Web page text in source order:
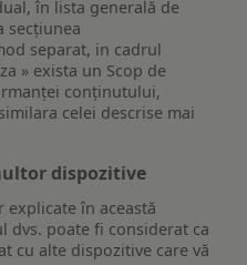
în lista generală de
secțiunea
separat, in cadrul
» exista un Scop de
conținutului,
celei descrise mai
dispozitive
în această
dvs. poate fi considerat ca
cu alte dispozitive care vă